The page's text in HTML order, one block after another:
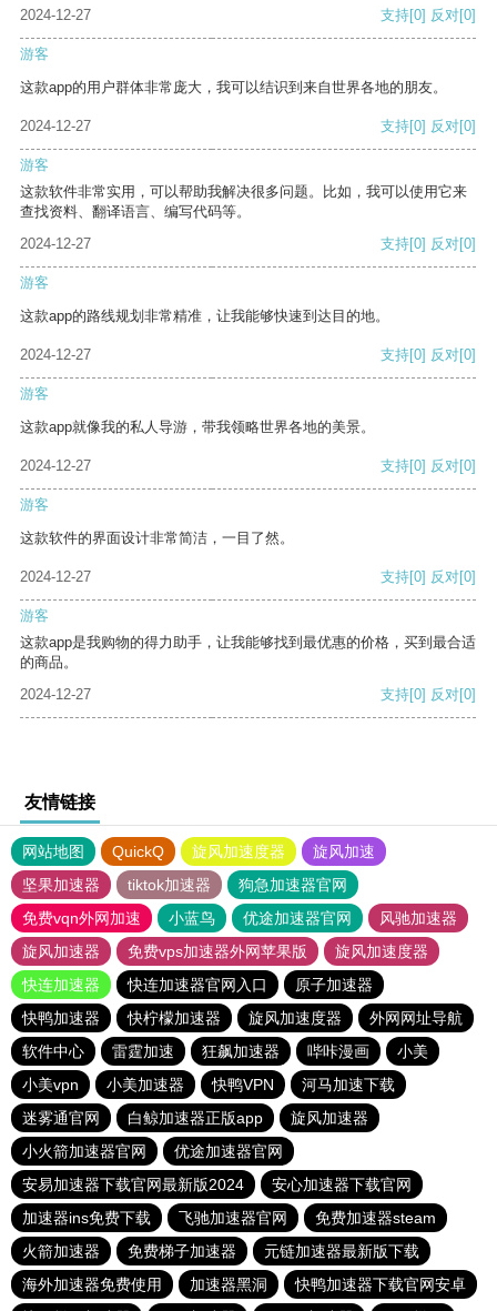
2024-12-27
支持[0] 反对[0]
游客
这款app的用户群体非常庞大，我可以结识到来自世界各地的朋友。
2024-12-27 支持[0] 反对[0]
游客
这款软件非常实用，可以帮助我解决很多问题。比如，我可以使用它来
查找资料、翻译语言、编写代码等。
2024-12-27
支持[0] 反对[0]
游客
这款app的路线规划非常精准，让我能够快速到达目的地。
2024-12-27 支持[0] 反对[0]
游客
这款app就像我的私人导游，带我领略世界各地的美景。
2024-12-27 支持[0] 反对[0]
游客
这款软件的界面设计非常简洁，一目了然。
2024-12-27 支持[0] 反对[0]
游客
这款app是我购物的得力助手，让我能够找到最优惠的价格，买到最合适
的商品。
2024-12-27
支持[0] 反对[0]
友情链接
网站地图 QuickQ 旋风加速度器
旋风加速
坚果加速器
tiktok加速器
狗急加速器官网
免费vqn外网加速
小蓝鸟 优途加速器官网
风驰加速器
旋风加速器
免费vps加速器外网苹果版
旋风加速度器
快连加速器
快连加速器官网入口
原子加速器
快鸭加速器
快柠檬加速器 旋风加速度器
外网网址导航
软件中心
雷霆加速 狂飙加速器 哔咔漫画
小美
小美vpn
小美加速器 快鸭VPN
河马加速下载
迷雾通官网
白鲸加速器正版app
旋风加速器
小火箭加速器官网
优途加速器官网
安易加速器下载官网最新版2024
安心加速器下载官网
加速器ins免费下载
飞驰加速器官网
免费加速器steam
火箭加速器
免费梯子加速器
元链加速器最新版下载
海外加速器免费使用
加速器黑洞
快鸭加速器下载官网安卓